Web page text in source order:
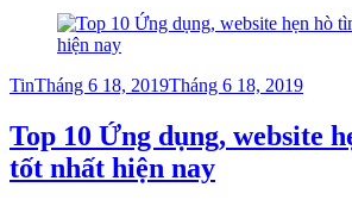
TinPosted
Tháng 6 18, 2019Tháng 6 18, 2019
Top 10 Ứng dụng, website
tốt nhất hiện nay